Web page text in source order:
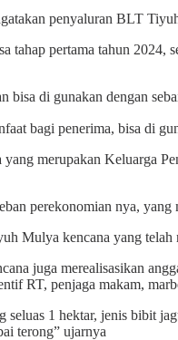
penyaluran BLT
tahap pertama tahun
di gunakan dengan
bagi penerima, bisa di
merupakan Keluarga
perekonomian nya,
Mulya kencana yang
juga merealisasikan
RT, penjaga makam,
seluas 1 hektar, jenis bibit
terong” ujarnya